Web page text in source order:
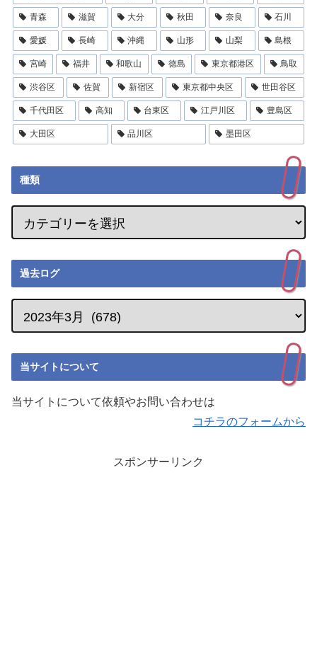
青森 滋賀 大分 秋田 奈良 石川
愛媛 長崎 沖縄 山形 山梨 島根
宮崎 福井 和歌山 徳島 東京都港区 鳥取
渋谷区 佐賀 新宿区 東京都中央区 世田谷区
千代田区 高知 台東区 江戸川区 豊島区
大田区 品川区 墨田区
種類
過去ログ
当サイトについて
当サイトについて依頼やお問い合わせは
コチラのフォームから
スポンサーリンク